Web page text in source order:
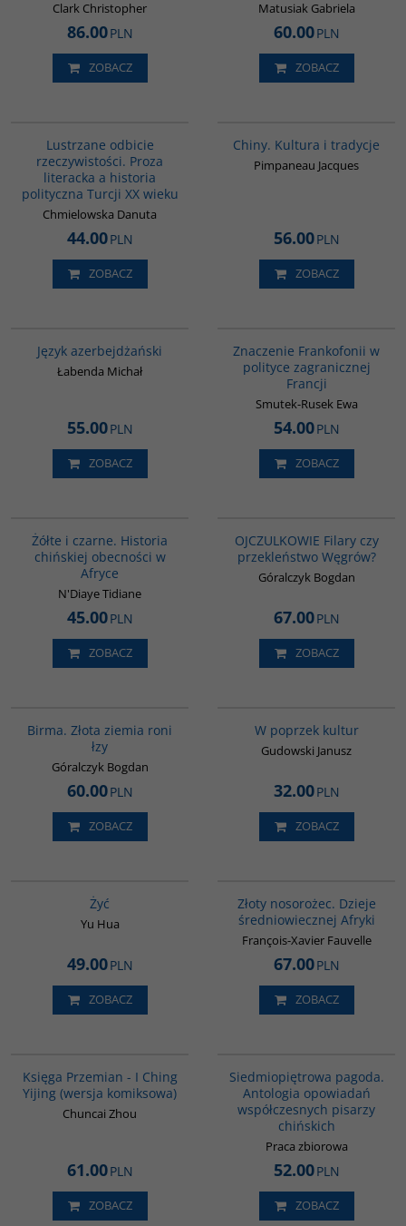
Clark Christopher
86.00PLN
ZOBACZ
Matusiak Gabriela
60.00PLN
ZOBACZ
Lustrzane odbicie
rzeczywistości. Proza
literacka a historia
polityczna Turcji XX wieku
Chmielowska Danuta
44.00PLN
ZOBACZ
Chiny. Kultura i tradycje
Pimpaneau Jacques
56.00PLN
ZOBACZ
Język azerbejdżański
Łabenda Michał
55.00PLN
ZOBACZ
Znaczenie Frankofonii w
polityce zagranicznej
Francji
Smutek-Rusek Ewa
54.00PLN
ZOBACZ
Żółte i czarne. Historia
chińskiej obecności w
Afryce
N'Diaye Tidiane
45.00PLN
ZOBACZ
OJCZULKOWIE Filary czy
przekleństwo Węgrów?
Góralczyk Bogdan
67.00PLN
ZOBACZ
Birma. Złota ziemia roni
łzy
Góralczyk Bogdan
60.00PLN
ZOBACZ
W poprzek kultur
Gudowski Janusz
32.00PLN
ZOBACZ
Żyć
Yu Hua
49.00PLN
ZOBACZ
Złoty nosorożec. Dzieje
średniowiecznej Afryki
François-Xavier Fauvelle
67.00PLN
ZOBACZ
Księga Przemian - I Ching
Yijing (wersja komiksowa)
Chuncai Zhou
61.00PLN
ZOBACZ
Siedmiopiętrowa pagoda.
Antologia opowiadań
współczesnych pisarzy
chińskich
Praca zbiorowa
52.00PLN
ZOBACZ